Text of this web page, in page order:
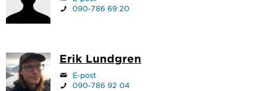
090-786 69 20
Erik Lundgren
E-post
090-786 92 04